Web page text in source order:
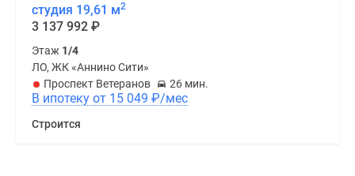
студия 19,61 м2
3 137 992 ₽
Этаж 1/4
ЛО, ЖК «Аннино Сити»
Проспект Ветеранов
26 мин.
В ипотеку от 15 049 ₽/мес
Строится